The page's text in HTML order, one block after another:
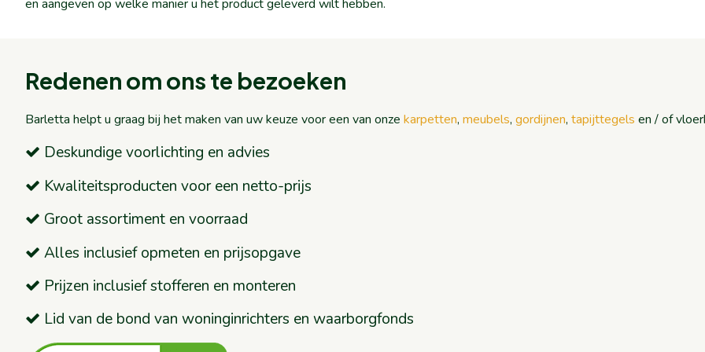
en aangeven op welke manier u het product geleverd wilt hebben.
Redenen om ons te bezoeken
Barletta helpt u graag bij het maken van uw keuze voor een van onze karpetten, meubels, gordijnen, tapijttegels en / of
Deskundige voorlichting en advies
Kwaliteitsproducten voor een netto-prijs
Groot assortiment en voorraad
Alles inclusief opmeten en prijsopgave
Prijzen inclusief stofferen en monteren
Lid van de bond van woninginrichters en waarborgfonds